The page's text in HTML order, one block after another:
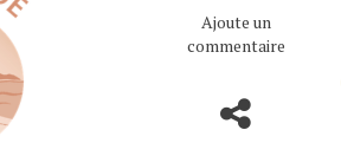
Ajoute un
commentaire